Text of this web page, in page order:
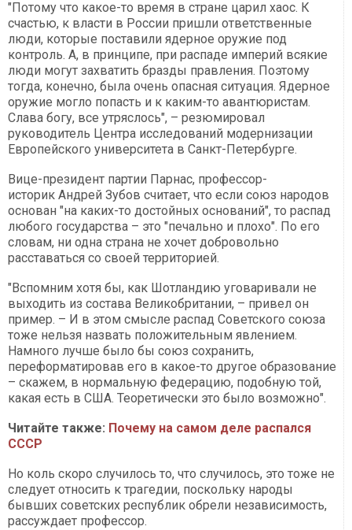
"Потому что какое-то время в стране царил хаос. К
счастью, к власти в России пришли ответственные
люди, которые поставили ядерное оружие под
контроль. А, в принципе, при распаде империй всякие
люди могут захватить бразды правления. Поэтому
тогда, конечно, была очень опасная ситуация. Ядерное
оружие могло попасть и к каким-то авантюристам.
Слава богу, все утряслось", – резюмировал
руководитель Центра исследований модернизации
Европейского университета в Санкт-Петербурге.
Вице-президент партии Парнас, профессор-
историк Андрей Зубов считает, что если союз народов
основан "на каких-то достойных оснований", то распад
любого государства – это "печально и плохо". По его
словам, ни одна страна не хочет добровольно
расставаться со своей территорией.
"Вспомним хотя бы, как Шотландию уговаривали не
выходить из состава Великобритании, – привел он
пример. – И в этом смысле распад Советского союза
тоже нельзя назвать положительным явлением.
Намного лучше было бы союз сохранить,
переформатировав его в какое-то другое образование
– скажем, в нормальную федерацию, подобную той,
какая есть в США. Теоретически это было возможно".
Читайте также: Почему на самом деле распался
СССР
Но коль скоро случилось то, что случилось, это тоже не
следует относить к трагедии, поскольку народы
бывших советских республик обрели независимость,
рассуждает профессор.